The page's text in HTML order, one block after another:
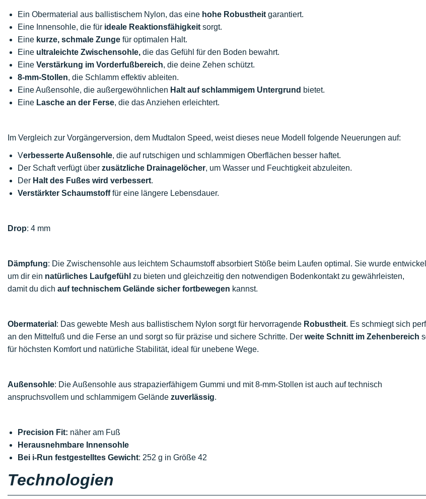
Ein Obermaterial aus ballistischem Nylon, das eine hohe Robustheit garantiert.
Eine Innensohle, die für ideale Reaktionsfähigkeit sorgt.
Eine kurze, schmale Zunge für optimalen Halt.
Eine ultraleichte Zwischensohle, die das Gefühl für den Boden bewahrt.
Eine Verstärkung im Vorderfußbereich, die deine Zehen schützt.
8-mm-Stollen, die Schlamm effektiv ableiten.
Eine Außensohle, die außergewöhnlichen Halt auf schlammigem Untergrund bietet.
Eine Lasche an der Ferse, die das Anziehen erleichtert.
Im Vergleich zur Vorgängerversion, dem Mudtalon Speed, weist dieses neue Modell folgende Neuerungen auf:
Verbesserte Außensohle, die auf rutschigen und schlammigen Oberflächen besser haftet.
Der Schaft verfügt über zusätzliche Drainagelöcher, um Wasser und Feuchtigkeit abzuleiten.
Der Halt des Fußes wird verbessert.
Verstärkter Schaumstofffür eine längere Lebensdauer.
Drop: 4 mm
Dämpfung: Die Zwischensohle aus leichtem Schaumstoff absorbiert Stöße beim Laufen optimal. Sie wurde
um dir ein natürliches Laufgefühl zu bieten und gleichzeitig den notwendigen Bodenkontakt zu gewährleisten,
damit du dich auf technischem Gelände sicher fortbewegen kannst.
Obermaterial : Das gewebte Mesh aus ballistischem Nylon sorgt für hervorragende Robustheit. Es schmiegt sich
an den Mittelfuß und die Ferse an und sorgt so für präzise und sichere Schritte. Der weite Schnitt im Zehenbereich
für höchsten Komfort und natürliche Stabilität, ideal für unebene Wege.
Außensohle: Die Außensohle aus strapazierfähigem Gummi und mit 8-mm-Stollen ist auch auf technisch
anspruchsvollem und schlammigem Gelände zuverlässig.
Precision Fit: näher am Fuß
Herausnehmbare Innensohle
Bei i-Run festgestelltes Gewicht: 252 g in Größe 42
Technologien